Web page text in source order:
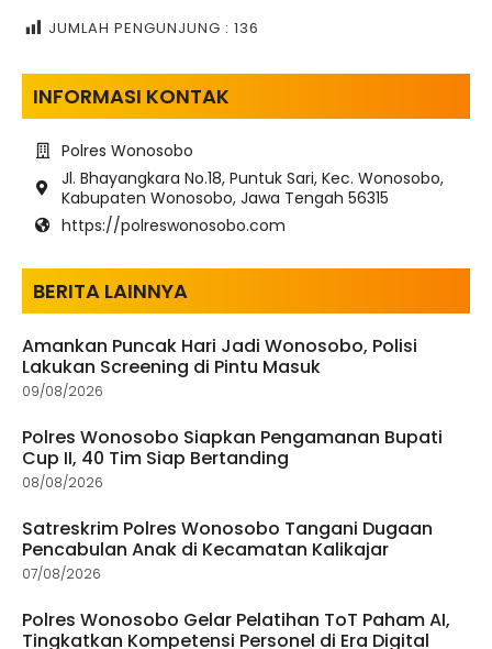
JUMLAH PENGUNJUNG : 136
INFORMASI KONTAK
Polres Wonosobo
Jl. Bhayangkara No.18, Puntuk Sari, Kec. Wonosobo,
Kabupaten Wonosobo, Jawa Tengah 56315
https://polreswonosobo.com
BERITA LAINNYA
Amankan Puncak Hari Jadi Wonosobo, Polisi
Lakukan Screening di Pintu Masuk
09/08/2026
Polres Wonosobo Siapkan Pengamanan Bupati
Cup II, 40 Tim Siap Bertanding
08/08/2026
Satreskrim Polres Wonosobo Tangani Dugaan
Pencabulan Anak di Kecamatan Kalikajar
07/08/2026
Polres Wonosobo Gelar Pelatihan ToT Paham AI,
Tingkatkan Kompetensi Personel di Era Digital